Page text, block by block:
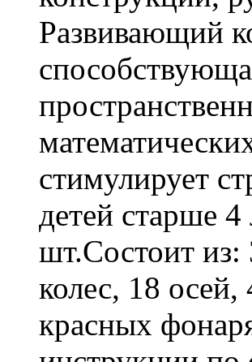
Развивающий
стимулирует
детей старше 4
шт.Состоит
колес, 18 осей,
красных